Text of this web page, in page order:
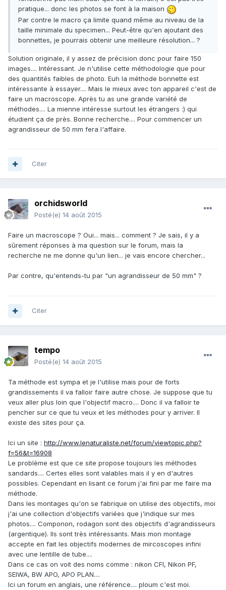
pratique... donc les photos se font à la maison
Par contre le macro ça limite quand même au niveau de la
taille minimale du specimen... Peut-être qu'en ajoutant des
bonnettes, je pourrais obtenir une meilleure résolution... ?
Solution originale, il y assez de précision donc pour faire 150
images.... Intéressant. Je n'utilise cette méthodologie que pour
des quantités faibles de photo. Euh la méthode bonnette est
intéressante à essayer.... Mais le mieux avec ton appareil c'est de
faire un macroscope. Après tu as une grande variété de
méthodes.... La mienne intéresse surtout les étrangers :) qui
étudient ça de près. Bonne recherche.... Pour commencer un
agrandisseur de 50 mm fera l'affaire.
Citer
orchidsworld
Posté(e) 14 août 2015
Faire un macroscope ? Oui... mais... comment ? Je sais, il y a
sûrement réponses à ma question sur le forum, mais la
recherche ne me donne qu'un lien... je vais encore chercher...
Par contre, qu'entends-tu par "un agrandisseur de 50 mm" ?
Citer
tempo
Posté(e) 14 août 2015
Ta méthode est sympa et je l'utilise mais pour de forts
grandissements il va falloir faire autre chose. Je suppose que tu
veux aller plus loin que l'objectif macro.... Donc il va falloir te
pencher sur ce que tu veux et les méthodes pour y arriver. Il
existe des sites pour ça.
Ici un site : http://www.lenaturaliste.net/forum/viewtopic.php?
f=56&t=16908
Le problème est que ce site propose toujours les méthodes
sandards.... Certes elles sont valables mais il y en d'autres
possibles. Cependant en lisant ce forum j'ai fini par me faire ma
méthode.
Dans les montages qu'on se fabrique on utilise des objectifs, moi
j'ai une collection d'objectifs variées que j'indique sur mes
photos.... Componon, rodagon sont des objectifs d'agrandisseurs
(argentique). Ils sont très intéressants. Mais mon montage
accepte en fait les objectifs modernes de mircoscopes infini
avec une lentille de tube....
Dans ce cas on voit des noms comme : nikon CFI, Nikon PF,
SEIWA, BW APO, APO PLAN....
Ici un forum en anglais, une référence.... ploum c'est moi.